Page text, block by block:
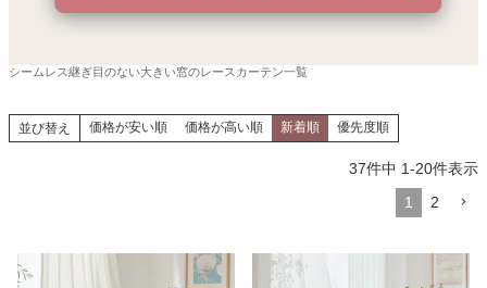
シームレス継ぎ目のない大きい窓のレースカーテン一覧
並び替え 価格が安い順 価格が高い順 新着順 優先度順
37件中 1-20件表示
1
2